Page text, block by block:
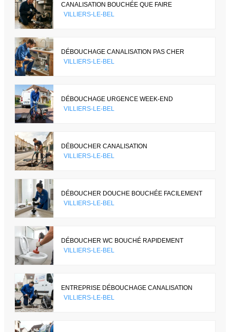
CANALISATION BOUCHÉE QUE FAIRE
VILLIERS-LE-BEL
DÉBOUCHAGE CANALISATION PAS CHER
VILLIERS-LE-BEL
DÉBOUCHAGE URGENCE WEEK-END
VILLIERS-LE-BEL
DÉBOUCHER CANALISATION
VILLIERS-LE-BEL
DÉBOUCHER DOUCHE BOUCHÉE FACILEMENT
VILLIERS-LE-BEL
DÉBOUCHER WC BOUCHÉ RAPIDEMENT
VILLIERS-LE-BEL
ENTREPRISE DÉBOUCHAGE CANALISATION
VILLIERS-LE-BEL